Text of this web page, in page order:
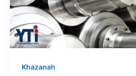
Khazanah